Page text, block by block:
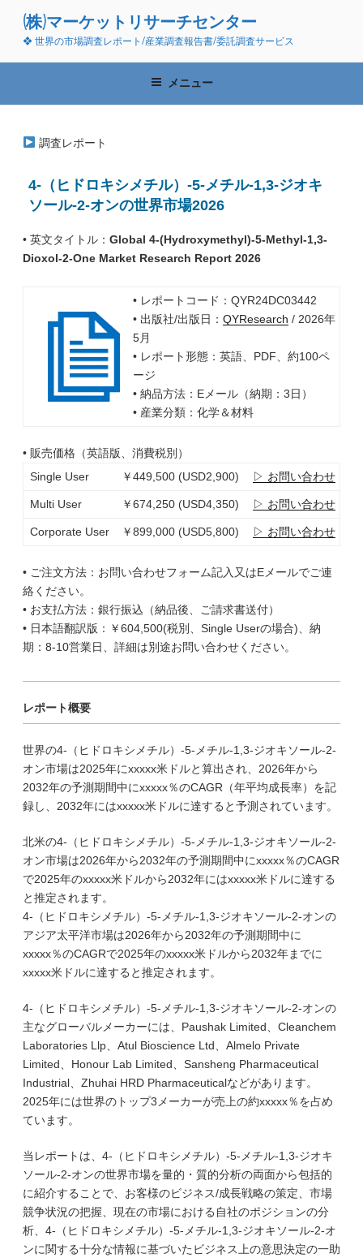
ン
(株)マーケットリサーチセンター
❖ 世界の市場調査レポート/産業調査報告書/委託調査サービス
メニュー
調査レポート
4-（ヒドロキシメチル）-5-メチル-1,3-ジオキ
ソール-2-オンの世界市場2026
• 英文タイトル： Global 4-(Hydroxymethyl)-5-Methyl-1,3-
Dioxol-2-One Market Research Report 2026
• レポートコード：QYR24DC03442
• 出版社/出版日： QYResearch / 2026年
5月
• レポート形態：英語、PDF、約100ペ
ージ
• 納品方法：Eメール（納期：3日）
• 産業分類：化学＆材料
• 販売価格（英語版、消費税別）
Single User
￥449,500 (USD2,900) ▷ お問い合わせ
Multi User ￥674,250 (USD4,350) ▷ お問い合わせ
Corporate User ￥899,000 (USD5,800) ▷ お問い合わせ
• ご注文方法：お問い合わせフォーム記入又はEメールでご連
絡ください。
• お支払方法：銀行振込（納品後、ご請求書送付）
• 日本語翻訳版：￥604,500(税別、Single Userの場合)、納
期：8-10営業日、詳細は別途お問い合わせください。
レポート概要
世界の4-（ヒドロキシメチル）-5-メチル-1,3-ジオキソール-2-
オン市場は2025年にxxxxx米ドルと算出され、2026年から
2032年の予測期間中にxxxxx％のCAGR（年平均成長率）を記
録し、2032年にはxxxxx米ドルに達すると予測されています。
北米の4-（ヒドロキシメチル）-5-メチル-1,3-ジオキソール-2-
オン市場は2026年から2032年の予測期間中にxxxxx％のCAGR
で2025年のxxxxx米ドルから2032年にはxxxxx米ドルに達する
と推定されます。
4-（ヒドロキシメチル）-5-メチル-1,3-ジオキソール-2-オンの
アジア太平洋市場は2026年から2032年の予測期間中に
xxxxx％のCAGRで2025年のxxxxx米ドルから2032年までに
xxxxx米ドルに達すると推定されます。
4-（ヒドロキシメチル）-5-メチル-1,3-ジオキソール-2-オンの
主なグローバルメーカーには、Paushak Limited、Cleanchem
Laboratories Llp、Atul Bioscience Ltd、Almelo Private
Limited、Honour Lab Limited、Sansheng Pharmaceutical
Industrial、Zhuhai HRD Pharmaceuticalなどがあります。
2025年には世界のトップ3メーカーが売上の約xxxxx％を占め
ています。
当レポートは、4-（ヒドロキシメチル）-5-メチル-1,3-ジオキ
ソール-2-オンの世界市場を量的・質的分析の両面から包括的
に紹介することで、お客様のビジネス/成長戦略の策定、市場
競争状況の把握、現在の市場における自社のポジションの分
析、4-（ヒドロキシメチル）-5-メチル-1,3-ジオキソール-2-オ
ンに関する十分な情報に基づいたビジネス上の意思決定の一助